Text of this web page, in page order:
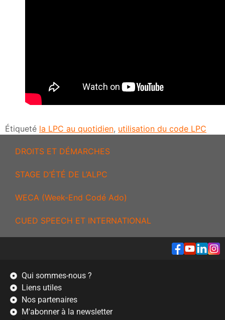
Étiqueté la LPC au quotidien, utilisation du code LPC
DROITS ET DÉMARCHES
STAGE D’ÉTÉ DE L’ALPC
WECA (Week-End Codé Ado)
CUED SPEECH ET INTERNATIONAL
Qui sommes-nous ?
Liens utiles
Nos partenaires
M'abonner à la newsletter